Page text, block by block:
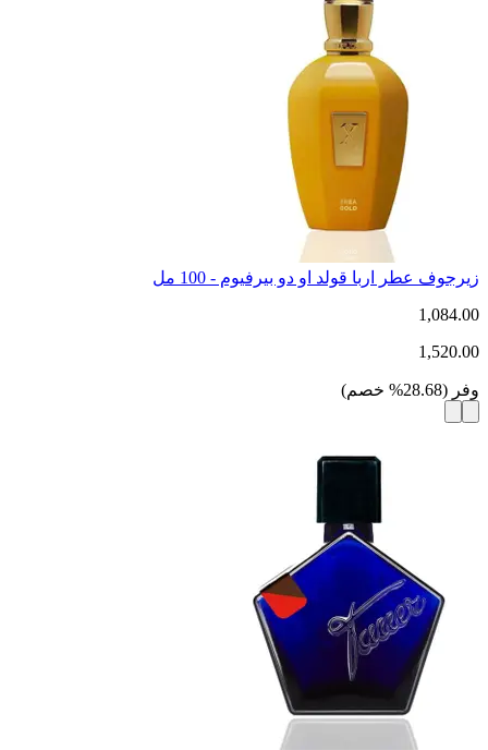
زيرجوف عطر اربا قولد او دو بيرفيوم - 100 مل
1,084.00
1,520.00
وفر (
28.68
% خصم)